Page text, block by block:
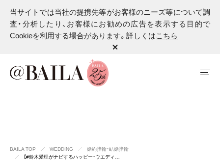
当サイトでは当社の提携先等がお客様のニーズ等について調
査・分析したり、お客様にお勧めの広告を表示する目的で
Cookieを利用する場合があります。詳しくはこちら
BAILA TOP WEDDING
婚約指輪・結婚指輪
【#鈴木愛理がナビするハッピー・ウエディ…